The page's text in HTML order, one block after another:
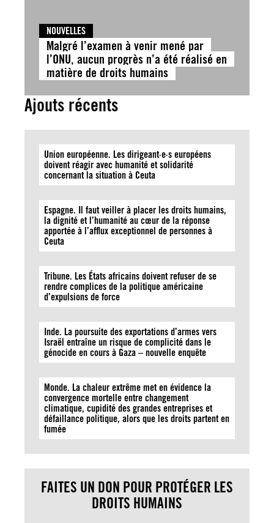
NOUVELLES
Malgré l’examen à venir mené par
l’ONU, aucun progrès n’a été réalisé en
matière de droits humains
Ajouts récents
Union européenne. Les dirigeant·e·s européens
doivent réagir avec humanité et solidarité
concernant la situation à Ceuta
Espagne. Il faut veiller à placer les droits humains,
la dignité et l’humanité au cœur de la réponse
apportée à l’afflux exceptionnel de personnes à
Ceuta
Tribune. Les États africains doivent refuser de se
rendre complices de la politique américaine
d’expulsions de force
Inde. La poursuite des exportations d’armes vers
Israël entraîne un risque de complicité dans le
génocide en cours à Gaza – nouvelle enquête
Monde. La chaleur extrême met en évidence la
convergence mortelle entre changement
climatique, cupidité des grandes entreprises et
défaillance politique, alors que les droits partent en
fumée
FAITES UN DON POUR PROTÉGER LES
DROITS HUMAINS